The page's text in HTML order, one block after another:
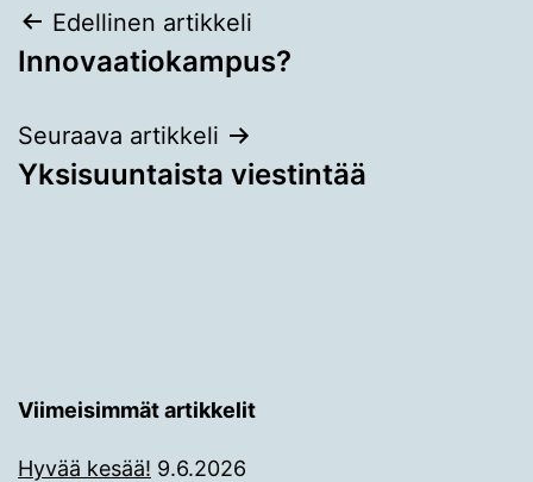
Artikkelien
selaus
Edellinen artikkeli
Innovaatiokampus?
Seuraava artikkeli
Yksisuuntaista viestintää
Viimeisimmät artikkelit
Hyvää kesää! 9.6.2026